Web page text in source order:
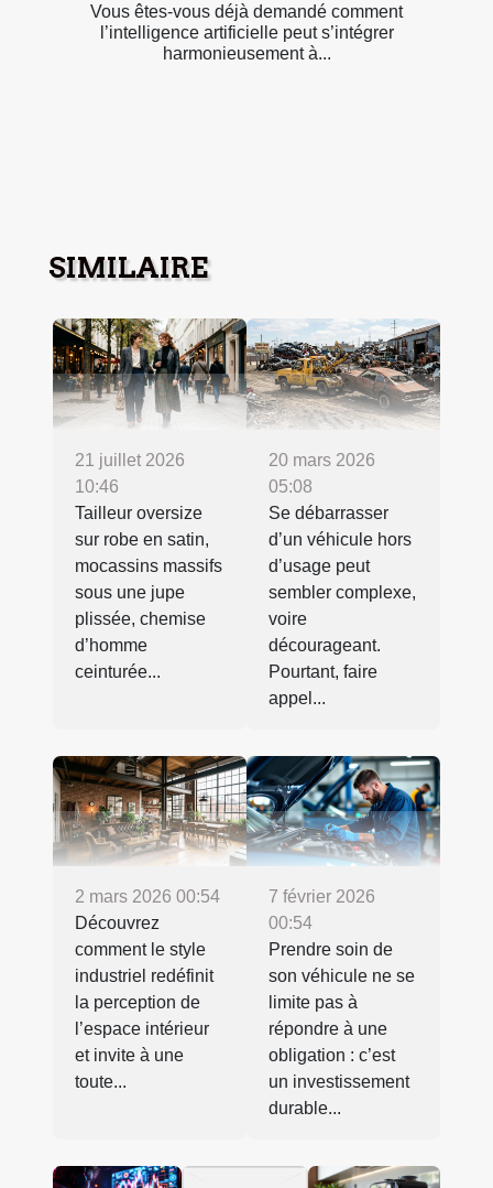
Vous êtes-vous déjà demandé comment
l’intelligence artificielle peut s’intégrer
harmonieusement à...
SIMILAIRE
21 juillet 2026
10:46
Tailleur oversize
sur robe en satin,
mocassins massifs
sous une jupe
plissée, chemise
d’homme
ceinturée...
20 mars 2026
05:08
Se débarrasser
d’un véhicule hors
d’usage peut
sembler complexe,
voire
décourageant.
Pourtant, faire
appel...
2 mars 2026 00:54
Découvrez
comment le style
industriel redéfinit
la perception de
l’espace intérieur
et invite à une
toute...
7 février 2026
00:54
Prendre soin de
son véhicule ne se
limite pas à
répondre à une
obligation : c’est
un investissement
durable...